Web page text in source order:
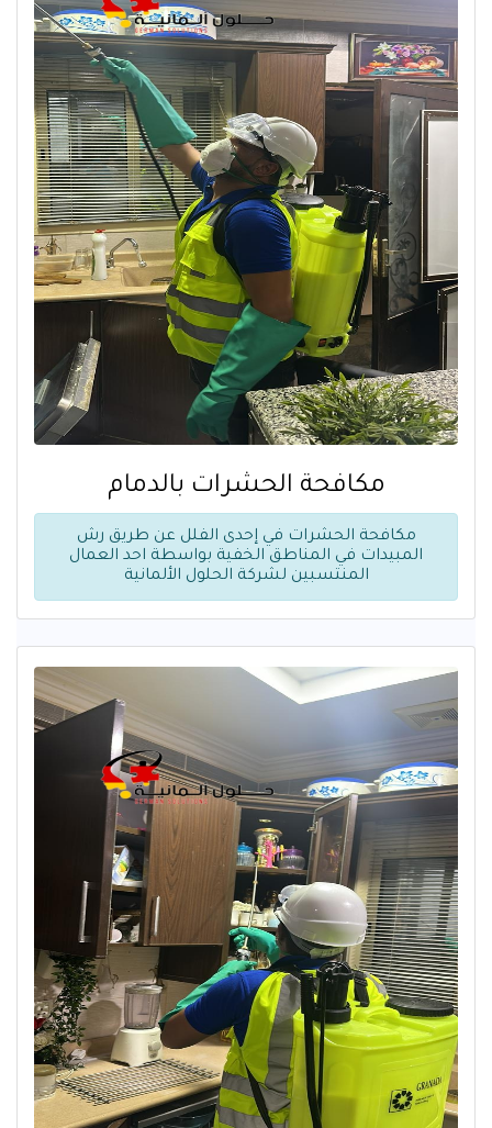
مكافحة الحشرات بالدمام
مكافحة الحشرات في إحدى الفلل عن طريق رش
المبيدات في المناطق الخفية بواسطة احد العمال
المنتسبين لشركة الحلول الألمانية